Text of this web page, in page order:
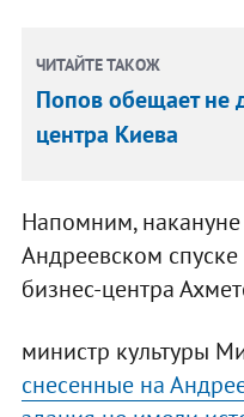
ЧИТАЙТЕ ТАКОЖ
Попов обещает не
центра Киева
Напомним,
Андреевском
бизнес-центра
министр культуры
снесенные на